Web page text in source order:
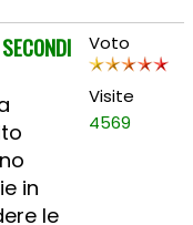
in
le
Voto
Visite
4569